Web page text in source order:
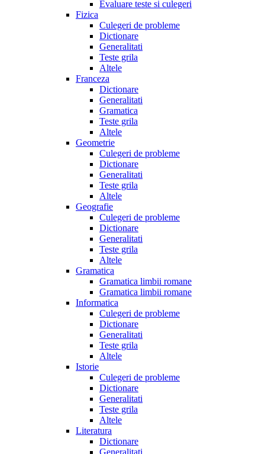
Evaluare teste si culegeri
Fizica
Culegeri de probleme
Dictionare
Generalitati
Teste grila
Altele
Franceza
Dictionare
Generalitati
Gramatica
Teste grila
Altele
Geometrie
Culegeri de probleme
Dictionare
Generalitati
Teste grila
Altele
Geografie
Culegeri de probleme
Dictionare
Generalitati
Teste grila
Altele
Gramatica
Gramatica limbii romane
Gramatica limbii romane
Informatica
Culegeri de probleme
Dictionare
Generalitati
Teste grila
Altele
Istorie
Culegeri de probleme
Dictionare
Generalitati
Teste grila
Altele
Literatura
Dictionare